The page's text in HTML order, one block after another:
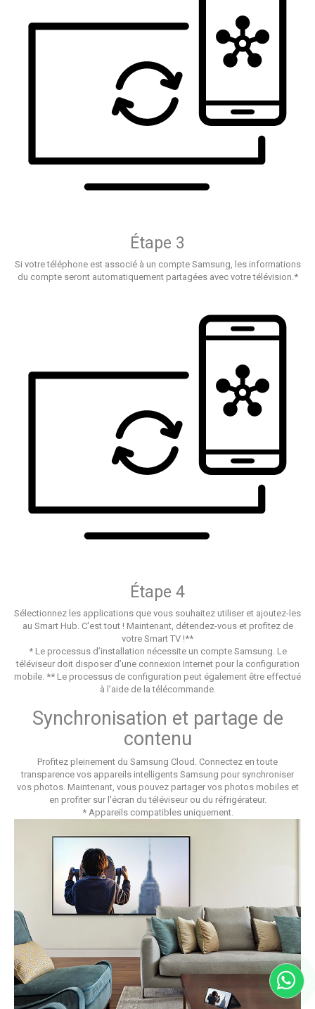
Étape 3
Si votre téléphone est associé à un compte Samsung, les informations
du compte seront automatiquement partagées avec votre télévision.*
Étape 4
Sélectionnez les applications que vous souhaitez utiliser et ajoutez-les
au Smart Hub. C'est tout ! Maintenant, détendez-vous et profitez de
votre Smart TV !**
* Le processus d’installation nécessite un compte Samsung. Le
téléviseur doit disposer d’une connexion Internet pour la configuration
mobile. ** Le processus de configuration peut également être effectué
à l’aide de la télécommande.
Synchronisation et partage de
contenu
Profitez pleinement du Samsung Cloud. Connectez en toute
transparence vos appareils intelligents Samsung pour synchroniser
vos photos. Maintenant, vous pouvez partager vos photos mobiles et
en profiter sur l'écran du téléviseur ou du réfrigérateur.
* Appareils compatibles uniquement.